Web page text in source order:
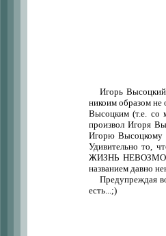
Игорь Высоцкий
никоим образом не
Высоцким (т.е. со
произвол Игоря
Игорю Высоцкому
Удивительно то,
ЖИЗНЬ
названием давно
Предупреждая
есть...;)